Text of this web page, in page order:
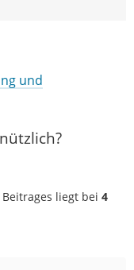
und
liegt bei 4